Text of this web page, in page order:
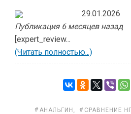
29.01.2026
Публикация 6 месяцев назад
[expert_review...
(Читать полностью...)
АНАЛЬГИН , СРАВНЕНИЕ